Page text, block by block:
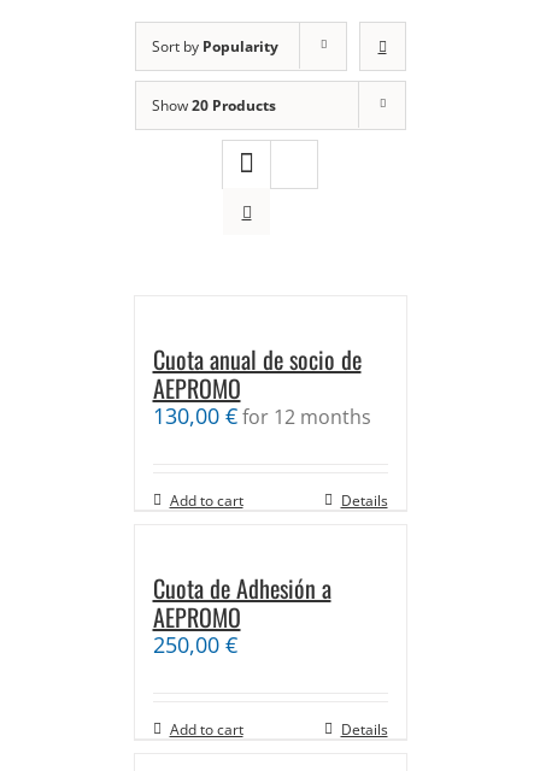
Sort by Popularity
Show20 Products
Cuota anual de socio de
AEPROMO
130,00 €for 12 months
Add to cart Details
Cuota de Adhesión a
AEPROMO
250,00 €
Add to cart Details